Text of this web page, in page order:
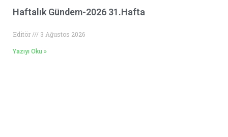
Haftalık Gündem-2026 31.Hafta
Editör 3 Ağustos 2026
Yazıyı Oku »